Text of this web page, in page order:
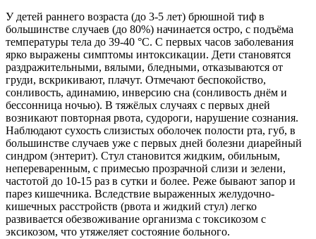
У детей раннего возраста (до 3-5 лет) брюшной тиф в
большинстве случаев (до 80%) начинается остро, с подъёма
температуры тела до 39-40 °С. С первых часов заболевания
ярко выражены симптомы интоксикации. Дети становятся
раздражительными, вялыми, бледными, отказываются от
груди, вскрикивают, плачут. Отмечают беспокойство,
сонливость, адинамию, инверсию сна (сонливость днём и
бессонница ночью). В тяжёлых случаях с первых дней
возникают повторная рвота, судороги, нарушение сознания.
Наблюдают сухость слизистых оболочек полости рта, губ, в
большинстве случаев уже с первых дней болезни диарейный
синдром (энтерит). Стул становится жидким, обильным,
непереваренным, с примесью прозрачной слизи и зелени,
частотой до 10-15 раз в сутки и более. Реже бывают запор и
парез кишечника. Вследствие выраженных желудочно-
кишечных расстройств (рвота и жидкий стул) легко
развивается обезвоживание организма с токсикозом с
эксикозом, что утяжеляет состояние больного.